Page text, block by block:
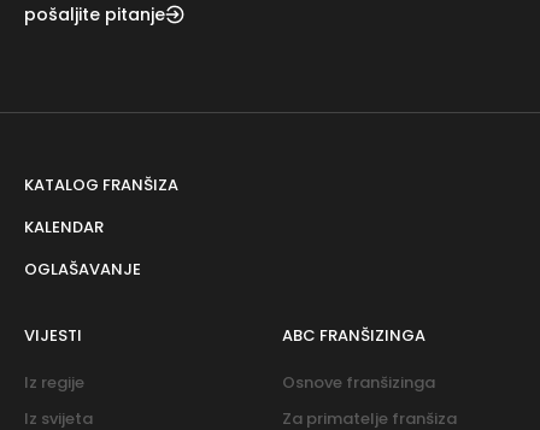
pošaljite pitanje
KATALOG FRANŠIZA
KALENDAR
OGLAŠAVANJE
VIJESTI
Iz regije
Iz svijeta
ABC FRANŠIZINGA
Osnove franšizinga
Za primatelje franšiza